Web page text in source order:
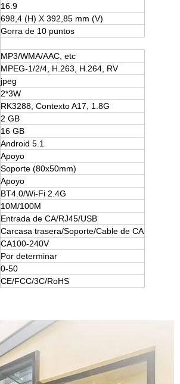
16:9
698,4 (H) X 392,85 mm (V)
Gorra de 10 puntos
MP3/WMA/AAC, etc
MPEG-1/2/4, H.263, H.264, RV
jpeg
2*3W
RK3288, Contexto A17, 1.8G
2 GB
16 GB
Android 5.1
Apoyo
Soporte (80x50mm)
Apoyo
BT4.0/Wi-Fi 2.4G
10M/100M
Entrada de CA/RJ45/USB
Carcasa trasera/Soporte/Cable de CA
CA100-240V
Por determinar
0-50
CE/FCC/3C/RoHS